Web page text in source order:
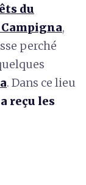
du
,
perché
. Dans ce lieu
a reçu les